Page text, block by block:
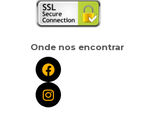
Onde nos encontrar